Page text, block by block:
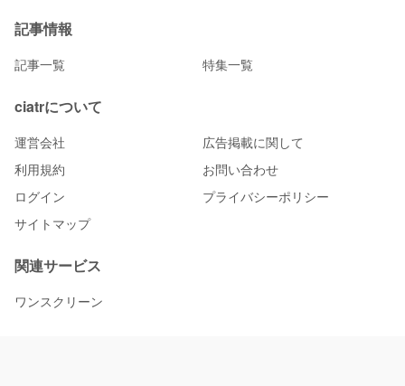
記事情報
記事一覧 特集一覧
ciatrについて
運営会社
広告掲載に関して
利用規約
お問い合わせ
ログイン
プライバシーポリシー
サイトマップ
関連サービス
ワンスクリーン